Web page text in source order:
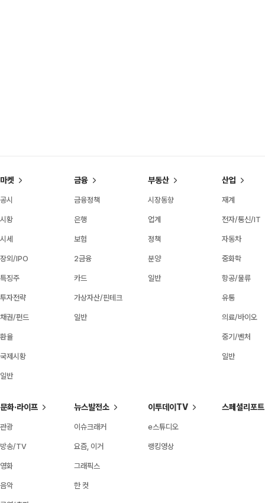
마켓
공시
시황
시세
장외/IPO
특징주
투자전략
채권/펀드
환율
국제시황
일반
금융
금융정책
은행
보험
2금융
카드
가상자산/핀테크
일반
부동산
시장동향
업계
정책
분양
일반
산업
재계
전자/통신/IT
자동차
중화학
항공/물류
유통
의료/바이오
중기/벤처
일반
문화·라이프
관광
방송/TV
영화
음악
뉴스발전소
이슈크래커
요즘, 이거
그래픽스
한 컷
이투데이TV
e스튜디오
랭킹영상
스페셜리포트